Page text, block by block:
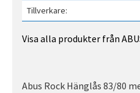
Tillverkare
Visa alla produkter från
Abus Rock Hänglås 83/80